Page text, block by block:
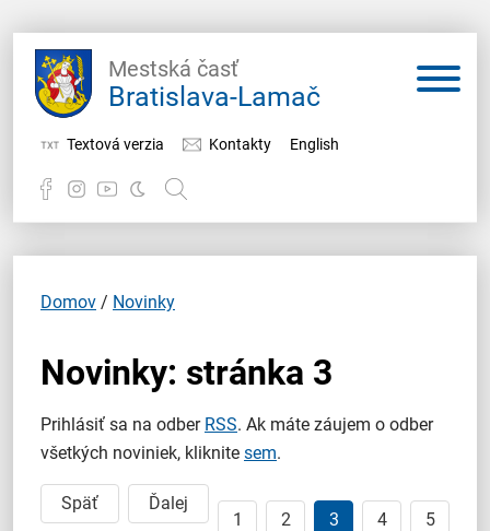
Mestská časť
Bratislava-Lamač
Textová verzia Kontakty English
Samospráva
Domov / Novinky
Novinky: stránka 3
Prihlásiť sa na odber RSS. Ak máte záujem o odber
všetkých noviniek, kliknite sem.
Späť Ďalej
1 2 3 4 5